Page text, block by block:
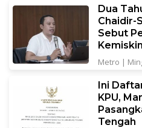
Dua
Chaidir-
Sebut
Metro |
Ini
KPU,
Tengah